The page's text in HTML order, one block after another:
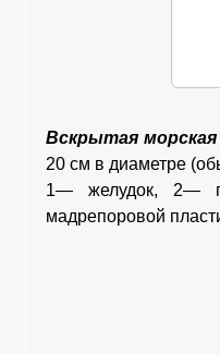
Вскрытая морская
20 см в диаметре
1— желудок, 2—
мадрепоровой